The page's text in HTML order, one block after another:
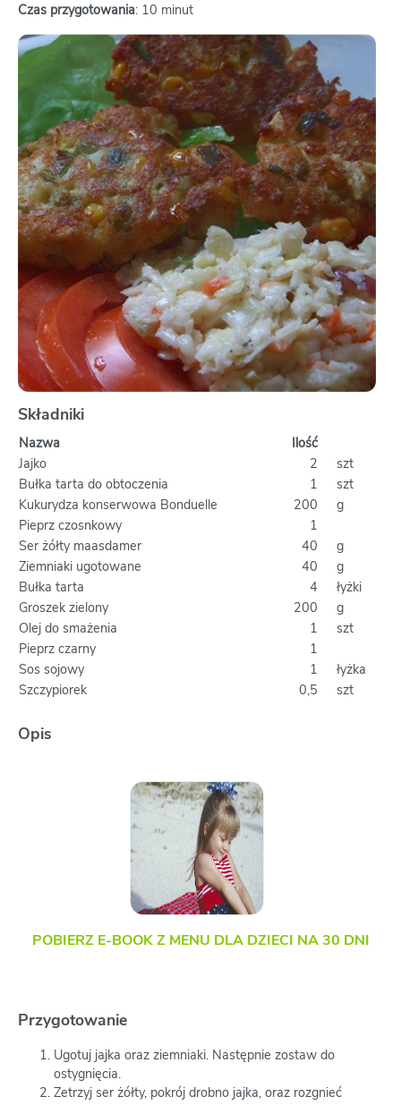
Czas przygotowania: 10 minut
Składniki
Nazwa
Ilość
Jajko
2
szt
Bułka tarta do obtoczenia
1
szt
Kukurydza konserwowa Bonduelle
200
g
Pieprz czosnkowy
1
Ser żółty maasdamer
40
g
Ziemniaki ugotowane
40
g
Bułka tarta
4
łyżki
Groszek zielony
200
g
Olej do smażenia
1
szt
Pieprz czarny
1
Sos sojowy
1
łyżka
Szczypiorek
0,5 szt
Opis
POBIERZ E-BOOK Z MENU DLA DZIECI NA 30 DNI
Przygotowanie
Ugotuj jajka oraz ziemniaki. Następnie zostaw do
ostygnięcia.
Zetrzyj ser żółty, pokrój drobno jajka, oraz rozgnieć